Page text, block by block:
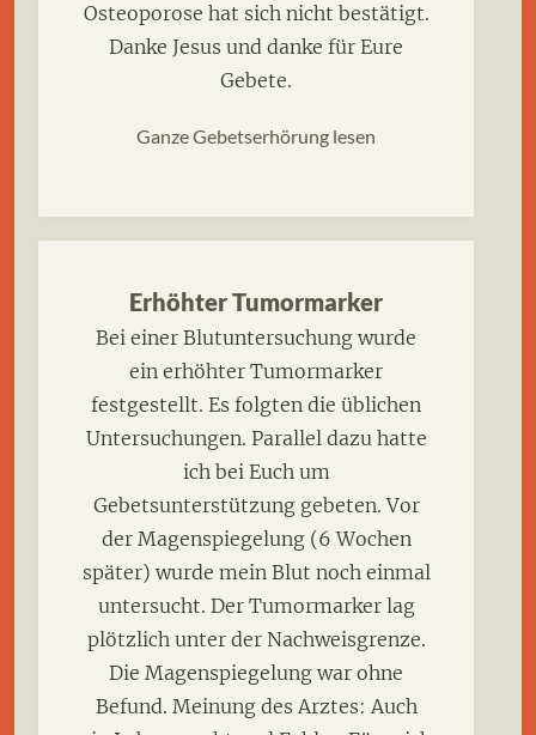
Osteoporose hat sich nicht bestätigt.
Danke Jesus und danke für Eure
Gebete.
Ganze Gebetserhörung lesen
Erhöhter Tumormarker
Bei einer Blutuntersuchung wurde
ein erhöhter Tumormarker
festgestellt. Es folgten die üblichen
Untersuchungen. Parallel dazu hatte
ich bei Euch um
Gebetsunterstützung gebeten. Vor
der Magenspiegelung (6 Wochen
später) wurde mein Blut noch einmal
untersucht. Der Tumormarker lag
plötzlich unter der Nachweisgrenze.
Die Magenspiegelung war ohne
Befund. Meinung des Arztes: Auch